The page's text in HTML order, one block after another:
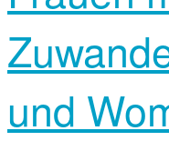
und